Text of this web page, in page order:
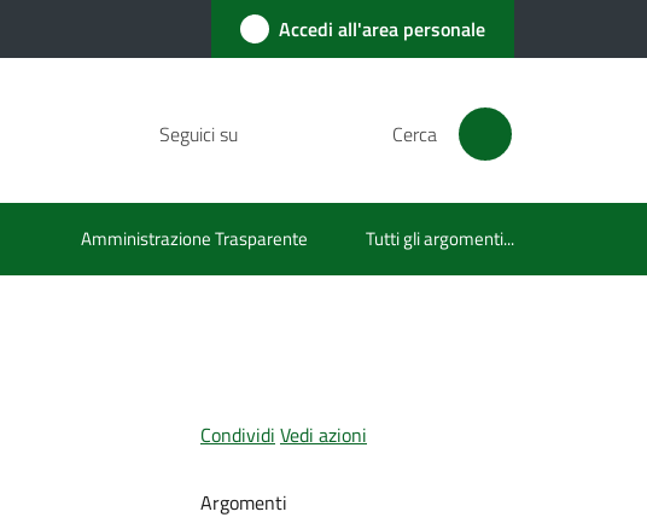
Accedi all'area personale
Seguici su Cerca
Amministrazione Trasparente Tutti gli argomenti...
Condividi Vedi azioni
Argomenti